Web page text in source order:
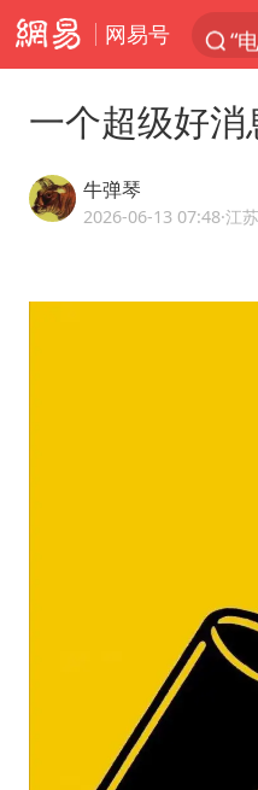
网易号
一个超级好消
牛弹琴
2026-06-13 07:48·江苏